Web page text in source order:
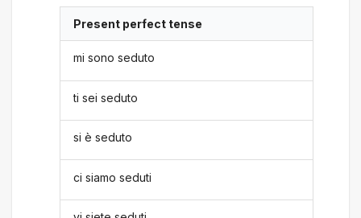
Present perfect tense
mi sono seduto
ti sei seduto
si è seduto
ci siamo seduti